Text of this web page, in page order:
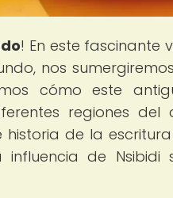
! En este fascinante
nos
cómo este
regiones del
de la
de Nsibidi